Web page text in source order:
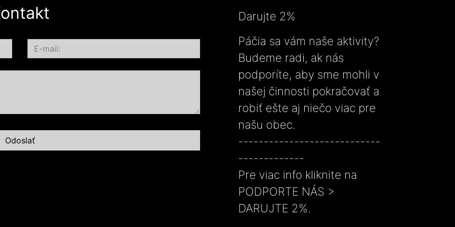
Darujte 2%
Páčia sa vám naše aktivity?
Budeme radi, ak nás
podporíte, aby sme mohli v
našej činnosti pokračovať a
robiť ešte aj niečo viac pre
našu obec.
----------------------------
-------------
Pre viac info kliknite na
PODPORTE NÁS >
DARUJTE 2%.